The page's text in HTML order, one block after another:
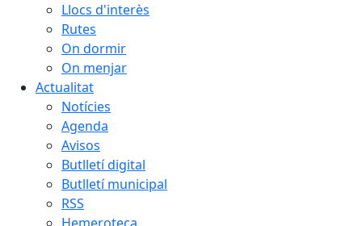
Llocs d'interès
Rutes
On dormir
On menjar
Actualitat
Notícies
Agenda
Avisos
Butlletí digital
Butlletí municipal
RSS